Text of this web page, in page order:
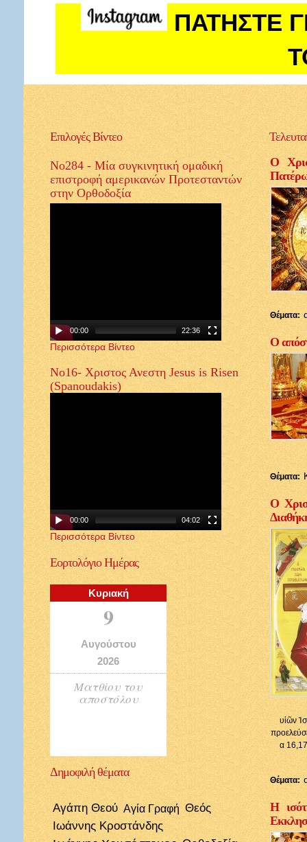
ΠΑΤΗΣΤΕ
ΕπιλογέςΒίντεο
Νο284 - Μία συγκινητική ομαδική
επιστροφή αμερικανών Προτεσταντών
στην Ορθοδοξία
00:00 22:36
Περισσότερα Βίντεο
Νο16- Χριστος Ανεστη Jesus is Risen
(Spanoudakis)
00:00 04:02
Περισσότερα Βίντεο
ΕορτολόγιοΗμέρας
Κυριακή
9
Αυγούστου
2026
Ματθίου του
αποστόλου
Δημοφιλήθέματα
Αγάπη Θεού Αγία Γραφή Θεός
Ιωάννης Κροστάνδης
Ο
Θέματα:
Ο
Θέματα:
Ο
υἱῶν
α 16,17
Θέματα:
Η